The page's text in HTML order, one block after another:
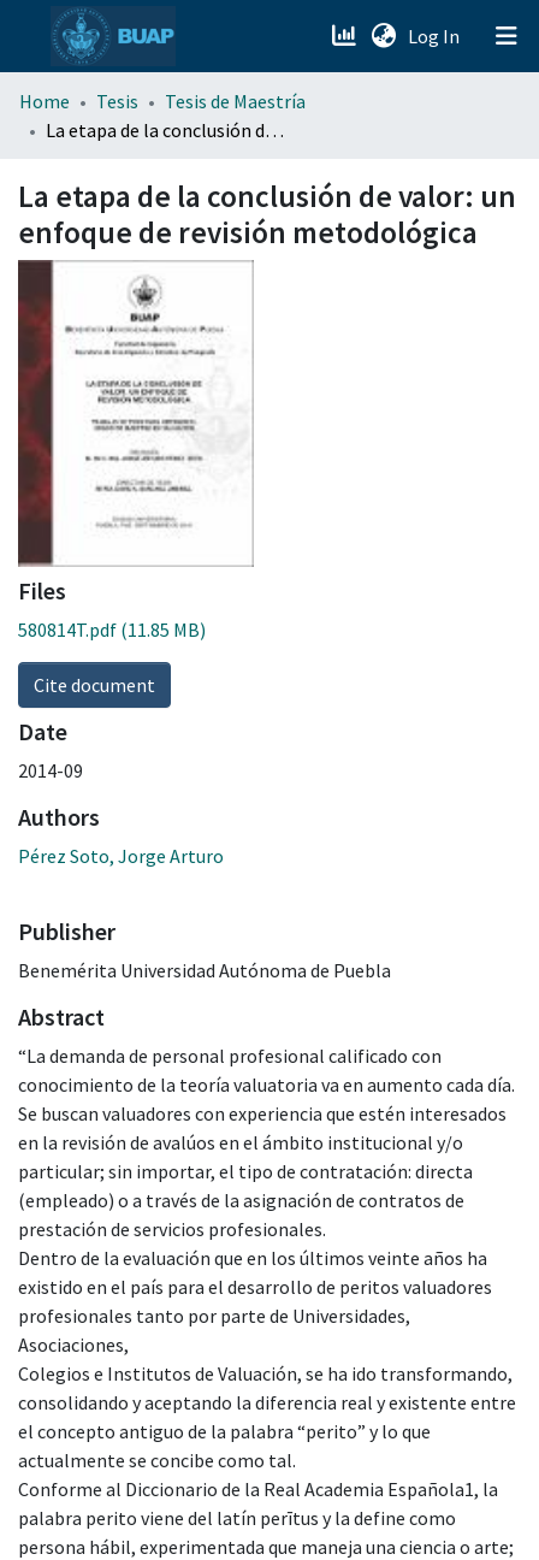
Log In (current)
menu.section.about_menu
Home Tesis
Tesis de Maestría
La etapa de la conclusión de valor: un enfoque de revisión metodológica
La etapa de la conclusión de valor: un
enfoque de revisión metodológica
Files
580814T.pdf (11.85 MB)
Cite document
Date
2014-09
Authors
Pérez Soto, Jorge Arturo
Publisher
Benemérita Universidad Autónoma de Puebla
Abstract
“La demanda de personal profesional calificado con
conocimiento de la teoría valuatoria va en aumento cada día.
Se buscan valuadores con experiencia que estén interesados
en la revisión de avalúos en el ámbito institucional y/o
particular; sin importar, el tipo de contratación: directa
(empleado) o a través de la asignación de contratos de
prestación de servicios profesionales.
Dentro de la evaluación que en los últimos veinte años ha
existido en el país para el desarrollo de peritos valuadores
profesionales tanto por parte de Universidades,
Asociaciones,
Colegios e Institutos de Valuación, se ha ido transformando,
consolidando y aceptando la diferencia real y existente entre
el concepto antiguo de la palabra “perito” y lo que
actualmente se concibe como tal.
Conforme al Diccionario de la Real Academia Española1, la
palabra perito viene del latín perītus y la define como
persona hábil, experimentada que maneja una ciencia o arte;